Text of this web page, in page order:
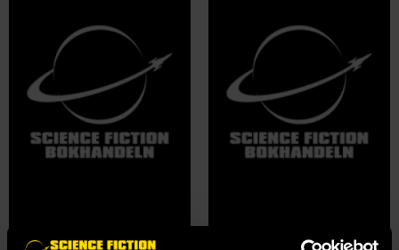
Pokemon TCG: Pitch Black Booster